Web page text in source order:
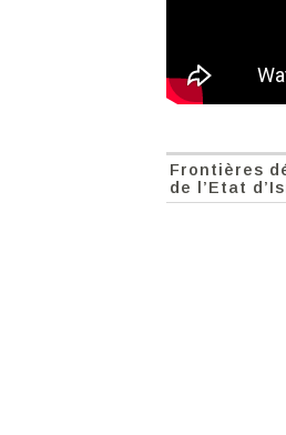
Frontières
de l’Etat